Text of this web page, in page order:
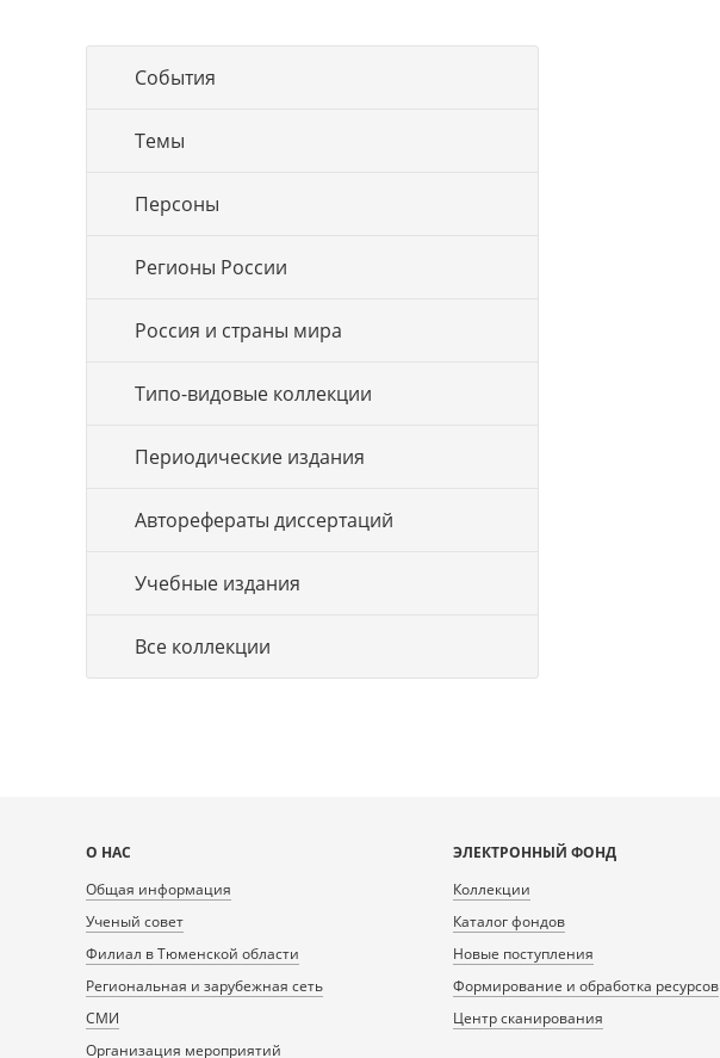
События
Темы
Персоны
Регионы России
Россия и страны мира
Типо-видовые коллекции
Периодические издания
Авторефераты диссертаций
Учебные издания
Все коллекции
Карта
сайта
О НАС
Общая информация
Ученый совет
Филиал в Тюменской области
Региональная и зарубежная сеть
СМИ
Организация мероприятий
ЭЛЕКТРОННЫЙ ФОНД
Коллекции
Каталог фондов
Новые поступления
Формирование и обработка ресурсов
Центр сканирования